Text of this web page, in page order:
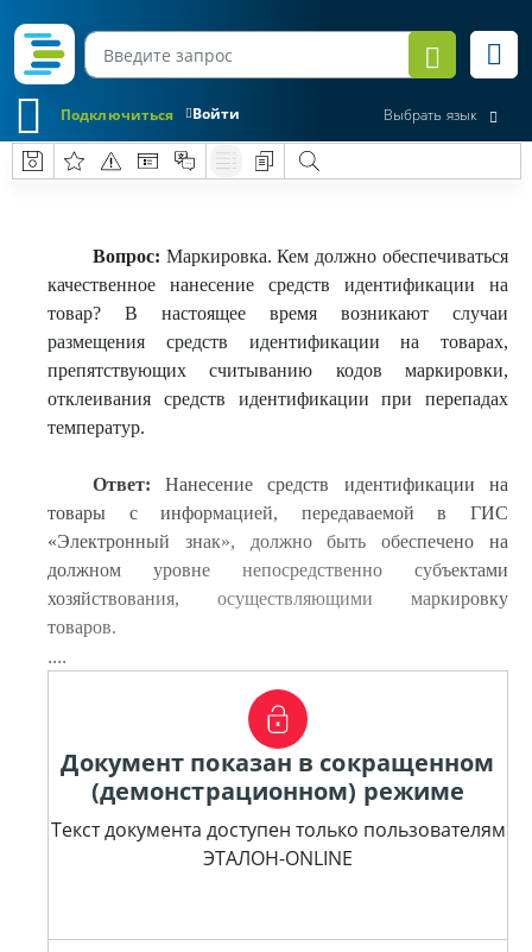
Войти
Подключиться Выбрать язык
Вопрос: Маркировка. Кем должно обеспечиваться
качественное нанесение средств идентификации на
товар? В настоящее время возникают случаи
размещения средств идентификации на товарах,
препятствующих считыванию кодов маркировки,
отклеивания средств идентификации при перепадах
температур.
Ответ: Нанесение средств идентификации на
товары с информацией, передаваемой в ГИС
«Электронный знак», должно быть обеспечено на
должном уровне непосредственно субъектами
хозяйствования, осуществляющими маркировку
товаров.
....
Документ показан в сокращенном
(демонстрационном) режиме
Текст документа доступен только пользователям
ЭТАЛОН-ONLINE